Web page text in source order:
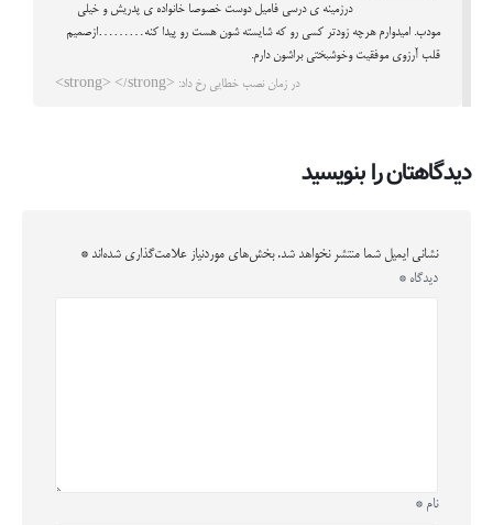
درزمینه ی درسی فامیل دوست خصوصا خانواده ی پدریش و خیلی
مودب. امیدوارم هرچه زودتر کسی رو که شایسته شون هست رو پیدا کنه………ازصمیم
قلب آرزوی موفقیت وخوشبختی براشون دارم.
در زمان نصب خطایی رخ داد: <strong> </strong>
دیدگاهتان را بنویسید
نشانی ایمیل شما منتشر نخواهد شد. بخش‌های موردنیاز علامت‌گذاری شده‌اند *
دیدگاه *
نام *